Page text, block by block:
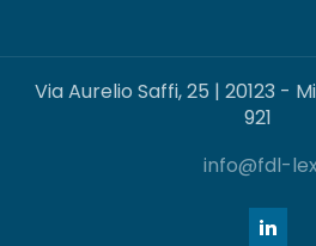
Via Aurelio Saffi, 25 | 20123 -
921
info@fdl-